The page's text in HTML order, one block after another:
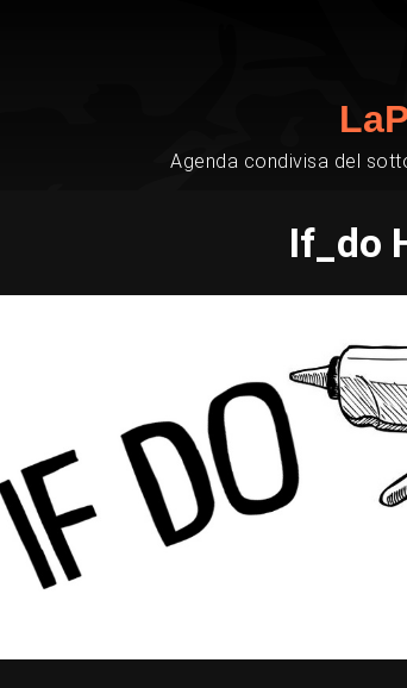
Agenda condivisa del
If_do